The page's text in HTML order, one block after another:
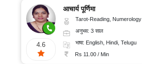
4.6
आचार्य पूर्णिमा
Tarot-Reading, Numerology
अनुभव: 3 साल
भाषा: English, Hindi, Telugu
Rs 11.00 / Min